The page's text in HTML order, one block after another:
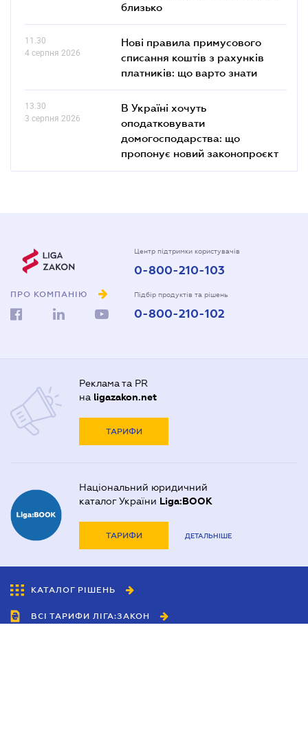
близько
11.30
4 серпня 2026
Нові правила примусового
списання коштів з рахунків
платників: що варто знати
13.30
3 серпня 2026
В Україні хочуть
оподатковувати
домогосподарства: що
пропонує новий законопроєкт
ПРО КОМПАНІЮ
Центр підтримки користувачів
0-800-210-103
Підбір продуктів та рішень
0-800-210-102
Реклама та PR
на ligazakon.net
ТАРИФИ
Національний юридичний
каталог України Liga:BOOK
ТАРИФИ ДЕТАЛЬНІШЕ
КАТАЛОГ РІШЕНЬ
ВСІ ТАРИФИ ЛІГА:ЗАКОН